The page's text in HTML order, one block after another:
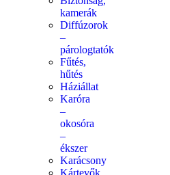
kamerák
Diffúzorok
–
párologtatók
Fűtés,
hűtés
Háziállat
Karóra
–
okosóra
–
ékszer
Karácsony
Kártevők